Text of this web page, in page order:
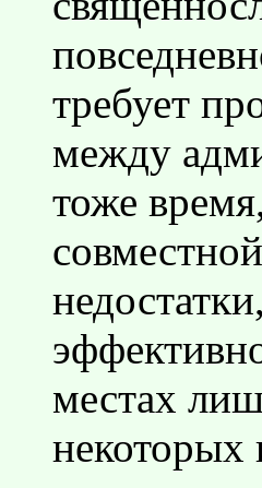
требует
между
тоже
местах
некоторых